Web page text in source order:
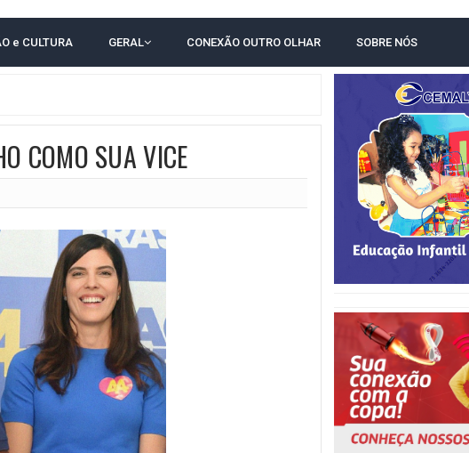
2º TURNO, DIZ PESQUISA
ARENA FONTE NOVA
SIMULAÇÃO DE VOTAÇÃO
e CULTURA GERAL CONEXÃO OUTRO OLHAR SOBRE NÓS
COMO SUA VICE